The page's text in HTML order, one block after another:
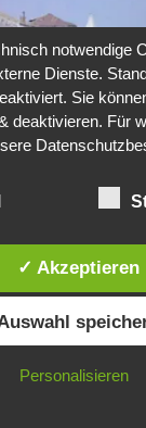
4 – Der Staat im Staat
Cookies. Durch die
Verwendung von
IN ORDNUNG
notwendige
Dienste.
Sie
deaktivieren. Für
✓ Akzeptieren
Personalisieren